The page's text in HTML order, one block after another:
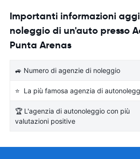
Importanti informazioni
noleggio di un'auto presso
Punta Arenas
🚙 Numero di agenzie di noleggio
⭐ La più famosa agenzia di
🏆 L'agenzia di autonoleggio con più
valutazioni positive